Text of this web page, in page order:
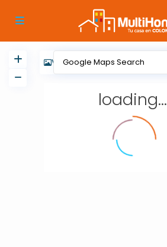
loading...
View My Location